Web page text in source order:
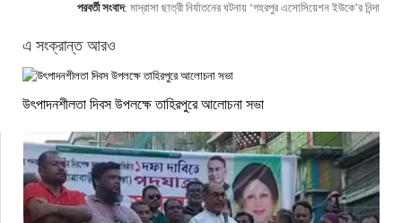
পরবর্তী সংবাদ: মাদ্রাসা ছাত্রী নির্যাতনের ঘটনায় ‘গহরপুর এসোসিয়েশন ইউকে’র নিন্দা
এ সংক্রান্ত আরও
উৎপাদনশীলতা দিবস উপলক্ষে তাহিরপুরে আলোচনা সভা